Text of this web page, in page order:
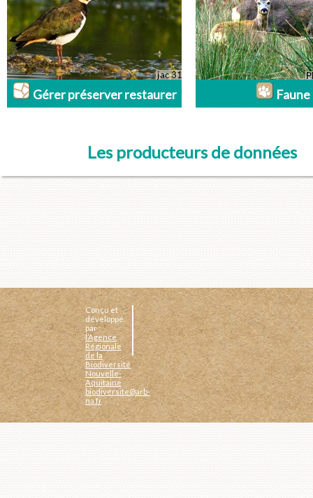
Gérer préserver restaurer Faune
Les producteurs de données
Conçu et
développé
par :
l’Agence
Régionale
de la
Biodiversité
Nouvelle-
Aquitaine
biodiversite@arb-
na.fr